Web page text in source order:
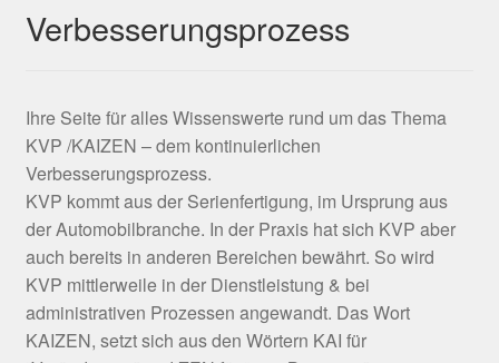
Verbesserungsprozess
Ihre Seite für alles Wissenswerte rund um das Thema
KVP /KAIZEN – dem kontinuierlichen
Verbesserungsprozess.
KVP kommt aus der Serienfertigung, im Ursprung aus
der Automobilbranche. In der Praxis hat sich KVP aber
auch bereits in anderen Bereichen bewährt. So wird
KVP mittlerweile in der Dienstleistung & bei
administrativen Prozessen angewandt. Das Wort
KAIZEN, setzt sich aus den Wörtern KAI für